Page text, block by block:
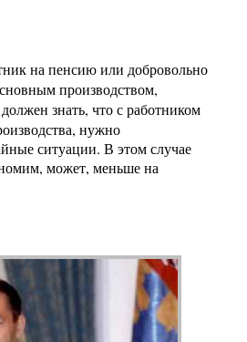
на пенсию или добровольно
производством,
знать, что с работником
нужно
ситуации. В этом случае
может, меньше на